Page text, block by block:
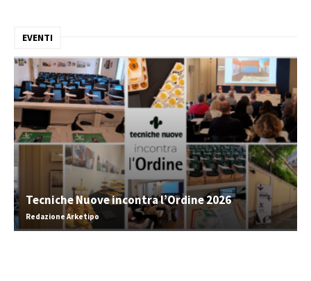
EVENTI
Tecniche Nuove incontra l’Ordine 2026
Redazione Arketipo